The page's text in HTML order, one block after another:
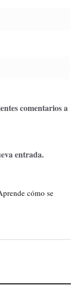
comentarios a
entrada.
cómo se